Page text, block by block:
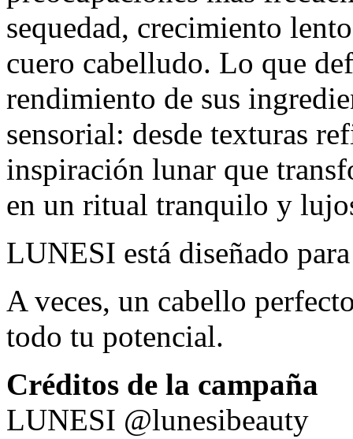
sequedad, crecimiento
cuero cabelludo. Lo que
rendimiento de sus
sensorial: desde texturas
inspiración lunar que
en un ritual tranquilo y
LUNESI está diseñado
A veces, un cabello
todo tu potencial.
Créditos de la campaña
LUNESI @lunesibeauty